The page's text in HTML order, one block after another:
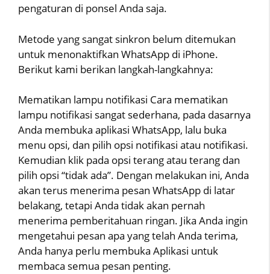
pengaturan di ponsel Anda saja.
Metode yang sangat sinkron belum ditemukan
untuk menonaktifkan WhatsApp di iPhone.
Berikut kami berikan langkah-langkahnya:
Mematikan lampu notifikasi Cara mematikan
lampu notifikasi sangat sederhana, pada dasarnya
Anda membuka aplikasi WhatsApp, lalu buka
menu opsi, dan pilih opsi notifikasi atau notifikasi.
Kemudian klik pada opsi terang atau terang dan
pilih opsi “tidak ada”. Dengan melakukan ini, Anda
akan terus menerima pesan WhatsApp di latar
belakang, tetapi Anda tidak akan pernah
menerima pemberitahuan ringan. Jika Anda ingin
mengetahui pesan apa yang telah Anda terima,
Anda hanya perlu membuka Aplikasi untuk
membaca semua pesan penting.